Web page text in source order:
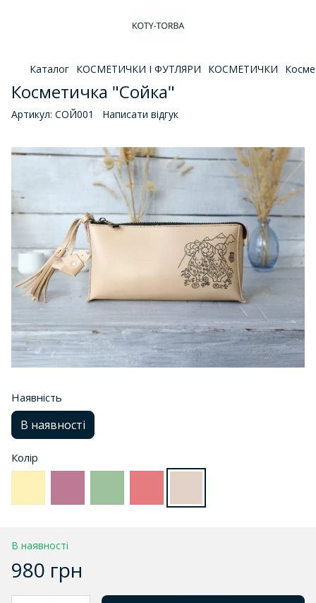
Каталог КОСМЕТИЧКИ І ФУТЛЯРИ КОСМЕТИЧКИ
Косметичка "Сойка"
Артикул: СОЙ001 Написати відгук
Наявність
В наявності
Колір
В наявності
980 грн